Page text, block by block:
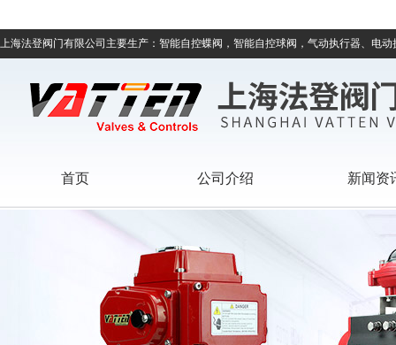
上海法登阀门有限公司主要生产：智能自控蝶阀，智能自控球阀，气动执行器、电
首页 公司介绍 新闻资